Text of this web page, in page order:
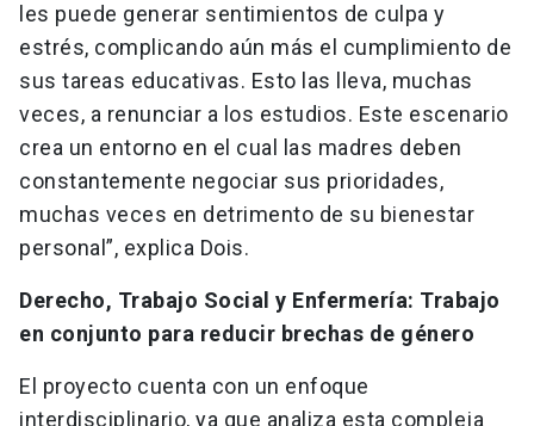
les puede generar sentimientos de culpa y
estrés, complicando aún más el cumplimiento de
sus tareas educativas. Esto las lleva, muchas
veces, a renunciar a los estudios. Este escenario
crea un entorno en el cual las madres deben
constantemente negociar sus prioridades,
muchas veces en detrimento de su bienestar
personal”, explica Dois.
Derecho, Trabajo Social y Enfermería: Trabajo
en conjunto para reducir brechas de género
El proyecto cuenta con un enfoque
interdisciplinario, ya que analiza esta compleja